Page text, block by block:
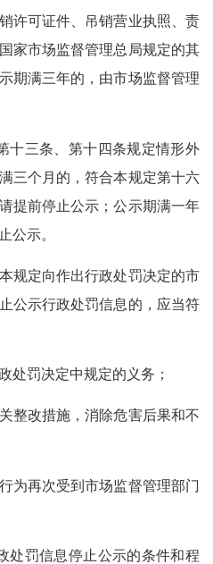
可证件、吊销营业执照、责
家市场监督管理总局规定的其
期满三年的，由市场监督管理
三条、第十四条规定情形外
三个月的，符合本规定第十六
提前停止公示；公示期满一年
公示。
定向作出行政处罚决定的市
公示行政处罚信息的，应当符
罚决定中规定的义务；
改措施，消除危害后果和不
再次受到市场监督管理部门
罚信息停止公示的条件和程